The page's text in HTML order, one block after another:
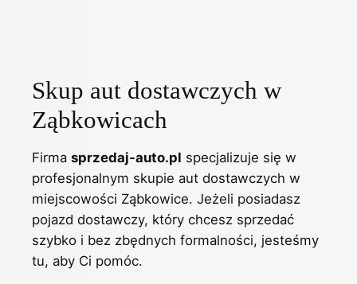
Skup aut dostawczych w
Ząbkowicach
Firma sprzedaj-auto.pl specjalizuje się w
profesjonalnym skupie aut dostawczych w
miejscowości Ząbkowice. Jeżeli posiadasz
pojazd dostawczy, który chcesz sprzedać
szybko i bez zbędnych formalności, jesteśmy
tu, aby Ci pomóc.